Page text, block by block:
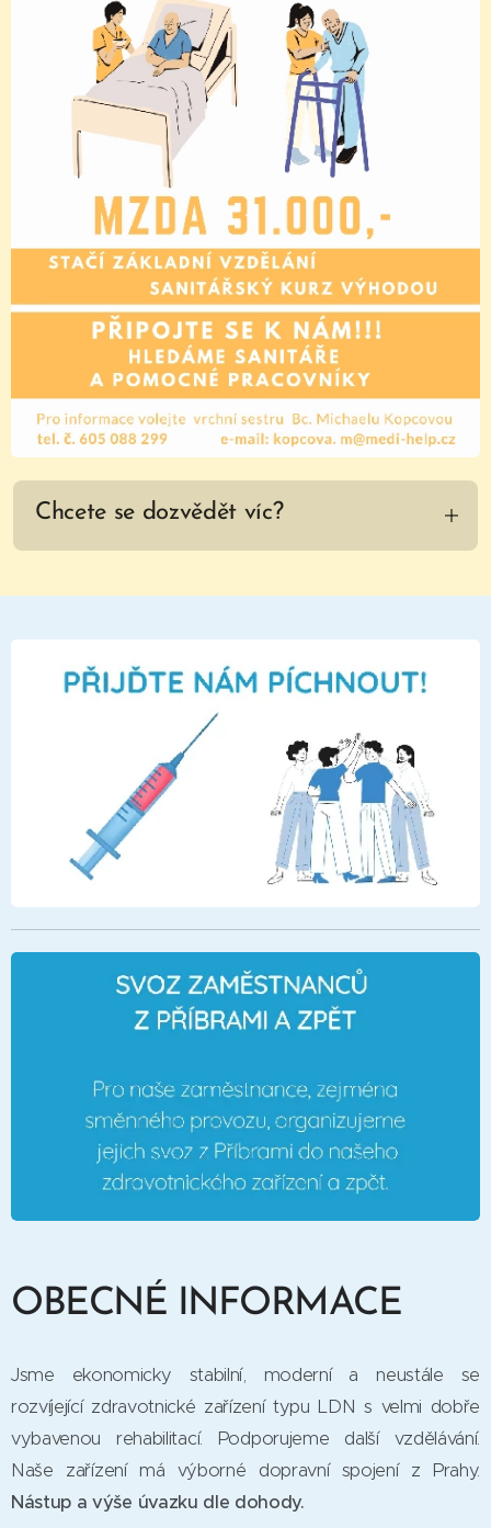
Možnost práce i na zkrácený úvazek.
Svoz zaměstnanců Příbram - Dobříš.
náborový příspěvek,- adekvátní
ohodnocení Vaší práce,
mzda 49.000,- Kč + příplatky za noc
a víkend,
pravidelné mimořádné odměny,
Sickdays,
příjemné pracovní prostředí a
moderní vybavení,
26 dní dovolené, Flexipassy,
příspěvek penzijní/životní pojištění,
multisport karty, zvýhodněné
stravování...
Chcete se dozvědět víc?
stravováním, oblékáním, doprovázet je k
upravovat, mýt a dezinfikovat lůžka pacientů
NEMÁTE SANITÁŘSKÝ KURZ?
Nevadí, u nás si kvalifikaci zvýšíte. Na naše
náklady absolvujete sanitářský kurz a po
dobu kurzu (cca 5 týdnů) budete dostávat
plnou náhradu mzdy.
JAKÁ JE PRACOVNÍ DOBA?
Budete pracovat ve směnném provozu od
na nočních směnách, pak 18:00 až 6:00 hod.
NABÍZÍM E:
mzdu 31.000,- Kč hrubého +
příplatky za víkend a případně za
noční práci,
26 dnů dovolené,
zvýhodněné stravování,
příspěvek na životní/penzijní
pojištění,
příjemné pracovní prostředí s
moderním vybavením, které Vám
usnadní práci (manipulační pomůcky
apod.).
OBECNÉ INFORMACE
Jsme ekonomicky stabilní, moderní a neustále se
rozvíjející zdravotnické zařízení typu LDN s velmi dobře
vybavenou rehabilitací. Podporujeme další vzdělávání.
Naše zařízení má výborné dopravní spojení z Prahy.
Nástup a výše úvazku dle dohody.